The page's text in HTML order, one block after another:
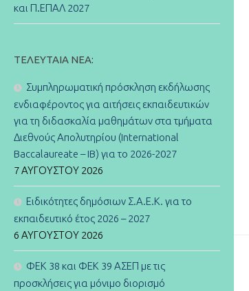
και Π.ΕΠΑΛ 2027
ΤΕΛΕΥΤΑΊΑ ΝΈΑ:
Συμπληρωματική πρόσκληση εκδήλωσης
ενδιαφέροντος για αιτήσεις εκπαιδευτικών
για τη διδασκαλία μαθημάτων στα τμήματα
Διεθνούς Απολυτηρίου (International
Baccalaureate – IB) για το 2026-2027
7 ΑΥΓΟΎΣΤΟΥ 2026
Ειδικότητες δημόσιων Σ.Α.Ε.Κ. για το
εκπαιδευτικό έτος 2026 – 2027
6 ΑΥΓΟΎΣΤΟΥ 2026
ΦΕΚ 38 και ΦΕΚ 39 ΑΣΕΠ με τις
προσκλήσεις για μόνιμο διορισμό